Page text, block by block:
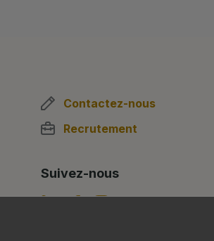
Contactez-nous
Recrutement
Suivez-nous